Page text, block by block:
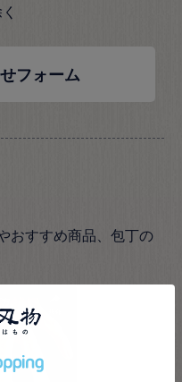
フォーム
おすすめ商品、包丁の